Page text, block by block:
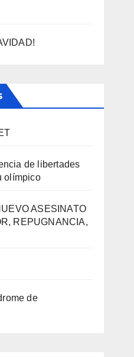
de libertades
olí­mpico
ASESINATO
REPUGNANCIA,
de